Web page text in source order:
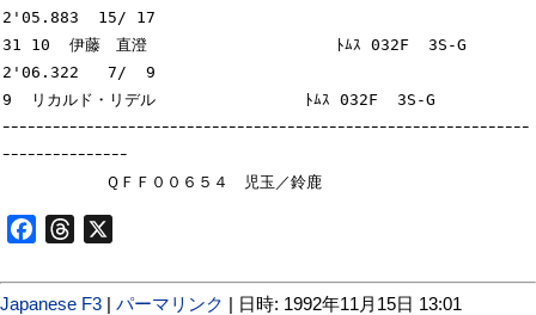
2'05.883  15/ 17
31 10  伊藤　直澄　　　　　　          ﾄﾑｽ 032F  3S-G
2'06.322   7/  9
9  リカルド・リデル        　      ﾄﾑｽ 032F  3S-G
ｰｰｰｰｰｰｰｰｰｰｰｰｰｰｰｰｰｰｰｰｰｰｰｰｰｰｰｰｰｰｰｰｰｰｰｰｰｰｰｰｰｰｰｰｰｰｰｰｰｰｰｰｰｰｰｰｰｰｰｰｰｰｰ
ｰｰｰｰｰｰｰｰｰｰｰｰｰｰｰ
FacebookThreads
Japanese F3 | パーマリンク | 日時: 1992年11月15日 13:01